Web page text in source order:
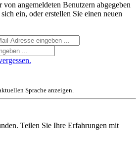
angemeldeten Benutzern abgegeben
ein, oder erstellen Sie einen neuen
Sprache anzeigen.
Teilen Sie Ihre Erfahrungen mit